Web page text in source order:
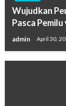
Wujudkan
Pasca
admin April 30,